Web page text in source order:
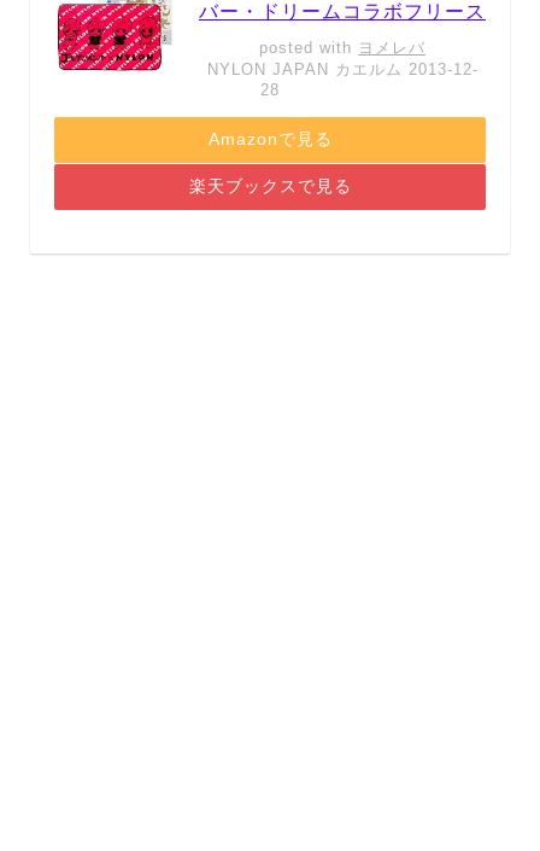
バー・ドリームコラボフリース
posted with ヨメレバ
NYLON JAPAN カエルム 2013-12-
28
Amazonで見る
楽天ブックスで見る